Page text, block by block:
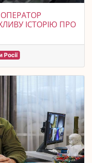
ІСТОРІЮ ПРО
Росії